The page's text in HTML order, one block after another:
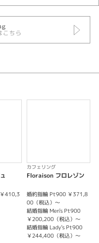
選べます。
ート型爪が選択できます。
＃1～＃4.5）
トーンによって価格が変わりま
こちら
410,3
カフェリング
Floraison フロレゾン
婚約指輪 Pt900 ￥371,8
00（税込）～
結婚指輪 Men's Pt900
￥200,200（税込）～
結婚指輪 Lady's Pt900
￥244,400（税込）～